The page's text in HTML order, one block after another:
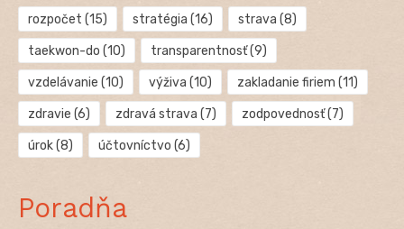
rozpočet (15) stratégia (16) strava (8)
taekwon-do (10) transparentnosť(9)
vzdelávanie (10) výživa (10) zakladanie firiem (11)
zdravie (6) zdravá strava (7) zodpovednosť(7)
úrok(8) účtovníctvo (6)
Poradňa